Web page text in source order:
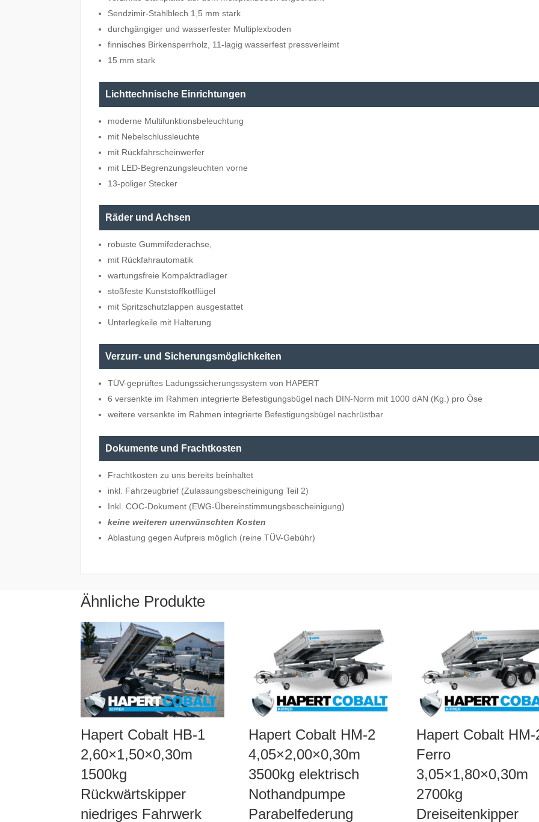
Sendzimir-Stahlblech 1,5 mm stark
durchgängiger und wasserfester Multiplexboden
finnisches Birkensperrholz, 11-lagig wasserfest pressverleimt
15 mm stark
Lichttechnische Einrichtungen
moderne Multifunktionsbeleuchtung
mit Nebelschlussleuchte
mit Rückfahrscheinwerfer
mit LED-Begrenzungsleuchten vorne
13-poliger Stecker
Räder und Achsen
robuste Gummifederachse,
mit Rückfahrautomatik
wartungsfreie Kompaktradlager
stoßfeste Kunststoffkotflügel
mit Spritzschutzlappen ausgestattet
Unterlegkeile mit Halterung
Verzurr- und Sicherungsmöglichkeiten
TÜV-geprüftes Ladungssicherungssystem von HAPERT
6 versenkte im Rahmen integrierte Befestigungsbügel nach DIN-Norm mit 1000 dAN (Kg.) pro Öse
weitere versenkte im Rahmen integrierte Befestigungsbügel nachrüstbar
Dokumente und Frachtkosten
Frachtkosten zu uns bereits beinhaltet
inkl. Fahrzeugbrief (Zulassungsbescheinigung Teil 2)
Inkl. COC-Dokument (EWG-Übereinstimmungsbescheinigung)
keine weiteren unerwünschten Kosten
Ablastung gegen Aufpreis möglich (reine TÜV-Gebühr)
Ähnliche Produkte
Hapert Cobalt HB-1
2,60×1,50×0,30m
1500kg
Rückwärtskipper
niedriges Fahrwerk
Hapert Cobalt HM-2
4,05×2,00×0,30m
3500kg elektrisch
Nothandpumpe
Parabelfederung
Hapert Cobalt HM-
Ferro
3,05×1,80×0,30m
2700kg
Dreiseitenkipper